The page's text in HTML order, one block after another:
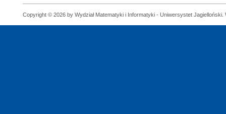
Copyright © 2026 by Wydział Matematyki i Informatyki - Uniwersystet